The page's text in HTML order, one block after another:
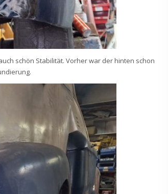
schön Stabilität. Vorher war der hinten schon